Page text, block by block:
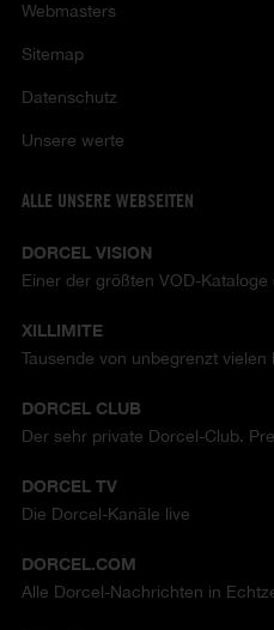
Webmasters
Sitemap
Datenschutz
Unsere werte
ALLE UNSERE WEBSEITEN
DORCEL VISION
Einer der größten VOD-Kataloge
XILLIMITE
Tausende von unbegrenzt vielen
DORCEL CLUB
Der sehr private Dorcel-Club.
DORCEL TV
Die Dorcel-Kanäle live
DORCEL.COM
Alle Dorcel-Nachrichten in